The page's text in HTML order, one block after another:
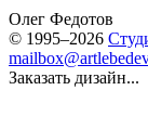
Олег Федотов
© 1995–2026
Заказать дизайн...